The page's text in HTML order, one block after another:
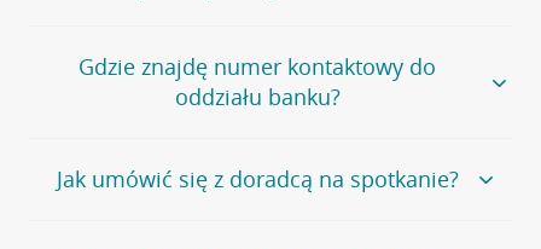
Jeśli szukasz oddziału naszego banku, zapraszamy na
stronęPlacówki i bankomaty, na której znajduje się
wygodna wyszukiwarka.
oddziałów
Gdzie znajdę numer kontaktowy do
oddziału banku?
Bank Credit Agricole nie udostępnia ogólnego numeru
telefonu do placówki bankowej.
Jak umówić się z doradcą na spotkanie?